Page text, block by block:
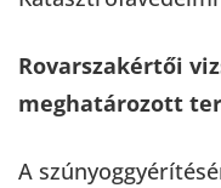
Rovarszakértői
meghatározott
A